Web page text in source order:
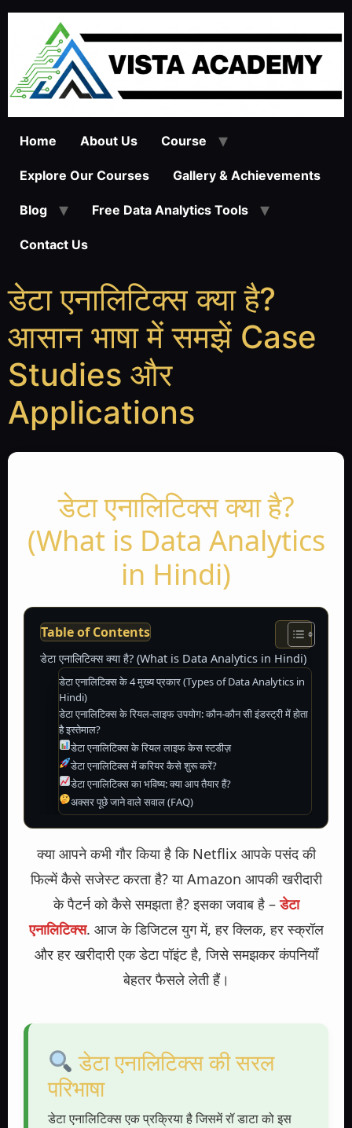
Home About Us Course
Explore Our Courses Gallery & Achievements
Blog Free Data Analytics Tools
Contact Us
डेटा एनालिटिक्स क्या है?
आसान भाषा में समझें Case
Studies और
Applications
डेटा एनालिटिक्स क्या है?
(What is Data Analytics
in Hindi)
Table of Contents
डेटा एनालिटिक्स क्या है? (What is Data Analytics in Hindi)
डेटा एनालिटिक्स के 4 मुख्य प्रकार (Types of Data Analytics in
Hindi)
डेटा एनालिटिक्स के रियल-लाइफ उपयोग: कौन-कौन सी इंडस्ट्री में होता
है इस्तेमाल?
डेटा एनालिटिक्स के रियल लाइफ केस स्टडीज़
डेटा एनालिटिक्स में करियर कैसे शुरू करें?
डेटा एनालिटिक्स का भविष्य: क्या आप तैयार हैं?
अक्सर पूछे जाने वाले सवाल (FAQ)
क्या आपने कभी गौर किया है कि Netflix आपके पसंद की
फिल्में कैसे सजेस्ट करता है? या Amazon आपकी खरीदारी
के पैटर्न को कैसे समझता है? इसका जवाब है –डेटा
एनालिटिक्स. आज के डिजिटल युग में, हर क्लिक, हर स्क्रॉल
और हर खरीदारी एक डेटा पॉइंट है, जिसे समझकर कंपनियाँ
बेहतर फैसले लेती हैं।
डेटा एनालिटिक्स की सरल
परिभाषा
डेटा एनालिटिक्स एक प्रक्रिया है जिसमें रॉ डाटा को इस